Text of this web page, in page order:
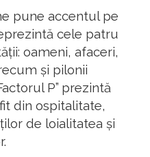
pune accentul pe
cele patru
oameni, afaceri,
și pilonii
P” prezintă
din ospitalitate,
de loialitatea și